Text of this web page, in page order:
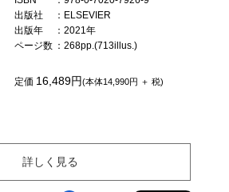
出版社
：ELSEVIER
出版年
：2021年
ページ数 ：268pp.(713illus.)
定価 16,489円(本体14,990円 ＋ 税)
詳しく見る